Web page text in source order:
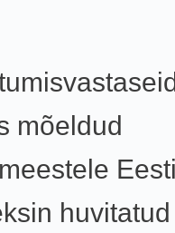
mõeldud
huvitatud